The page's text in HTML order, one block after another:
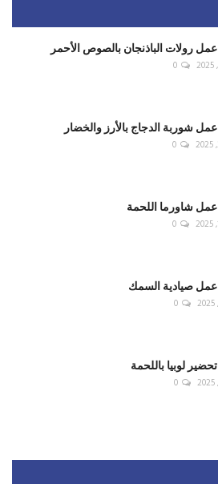
رولات الباذنجان بالصوص الأحمر
0
شوربة الدجاج بالأرز والخضار
0
شاورما اللحمة
0
صيادية السمك
0
لوبيا باللحمة
0